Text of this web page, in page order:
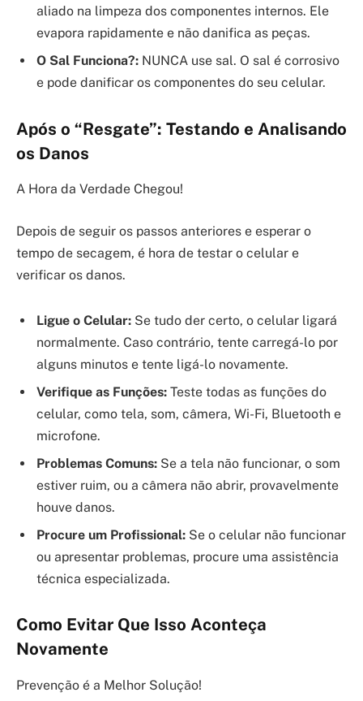
aliado na limpeza dos componentes internos. Ele
evapora rapidamente e não danifica as peças.
O Sal Funciona?: NUNCA use sal. O sal é corrosivo
e pode danificar os componentes do seu celular.
Após o “Resgate”: Testando e Analisando
os Danos
A Hora da Verdade Chegou!
Depois de seguir os passos anteriores e esperar o
tempo de secagem, é hora de testar o celular e
verificar os danos.
Ligue o Celular: Se tudo der certo, o celular ligará
normalmente. Caso contrário, tente carregá-lo por
alguns minutos e tente ligá-lo novamente.
Verifique as Funções: Teste todas as funções do
celular, como tela, som, câmera, Wi-Fi, Bluetooth e
microfone.
Problemas Comuns: Se a tela não funcionar, o som
estiver ruim, ou a câmera não abrir, provavelmente
houve danos.
Procure um Profissional: Se o celular não funcionar
ou apresentar problemas, procure uma assistência
técnica especializada.
Como Evitar Que Isso Aconteça
Novamente
Prevenção é a Melhor Solução!